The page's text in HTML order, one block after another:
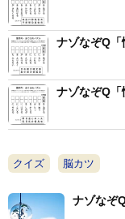
ナゾなぞQ「
ナゾなぞQ「
クイズ 脳カツ
ナゾなぞ